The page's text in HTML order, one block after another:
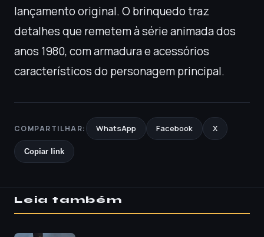
lançamento original. O brinquedo traz
detalhes que remetem à série animada dos
anos 1980, com armadura e acessórios
característicos do personagem principal.
COMPARTILHAR: WhatsApp Facebook X
Copiar link
Leia também